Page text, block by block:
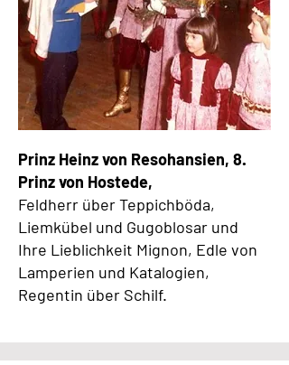
Prinz Heinz von Resohansien, 8.
Prinz von Hostede,
Feldherr über Teppichböda,
Liemkübel und Gugoblosar und
Ihre Lieblichkeit Mignon, Edle von
Lamperien und Katalogien,
Regentin über Schilf.